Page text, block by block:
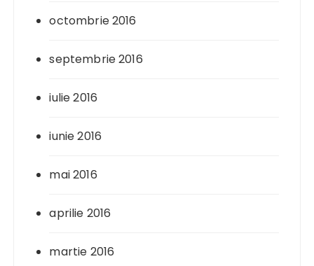
octombrie 2016
septembrie 2016
iulie 2016
iunie 2016
mai 2016
aprilie 2016
martie 2016